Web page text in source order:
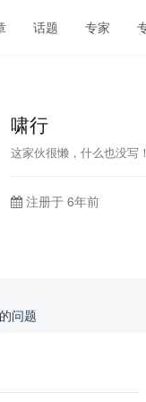
话题 专家
啸行
这家伙很懒，什么也没写！
注册于 6年前
问题